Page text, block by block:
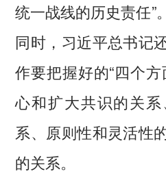
统一战线的历史责任”
同时，习近平总书记
作要把握好的“四个
心和扩大共识的关
系、原则性和灵活性
的关系。